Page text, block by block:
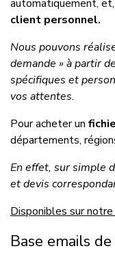
automatiquement,
client personnel.
Nous pouvons
demande » à partir
spécifiques et
vos attentes.
Pour acheter un
départements,
En effet, sur simple
et devis
Disponibles sur
Base emails